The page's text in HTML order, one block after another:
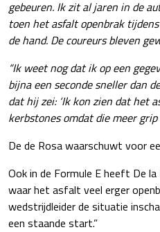
gebeuren. Ik zit al jaren in de
toen het asfalt openbrak
de hand. De coureurs bleven
“Ik weet nog dat ik op een
bijna een seconde sneller dan
dat hij zei: ‘Ik kon zien dat het
kerbstones omdat die meer grip
De de Rosa waarschuwt voor
Ook in de Formule E heeft De
waar het asfalt veel erger
wedstrijdleider de situatie
een staande start.”